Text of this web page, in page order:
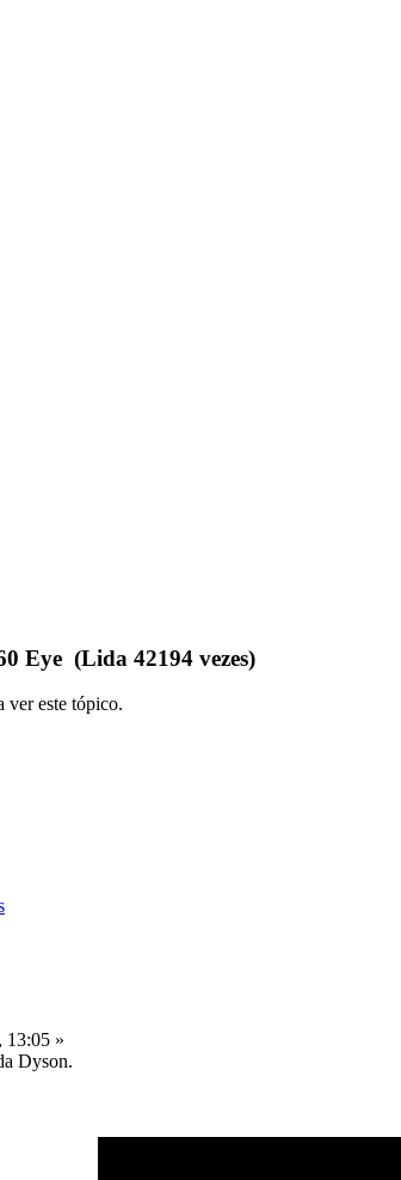
Eye (Lida 42194 vezes)
ver este tópico.
13:05 »
Dyson.